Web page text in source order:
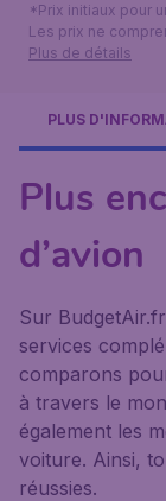
*Prix initiaux pour
Les prix ne
Plus de détails
PLUS
Plus
d’avion
Sur
services
comparons
à travers le
également les
voiture. Ainsi,
réussies.